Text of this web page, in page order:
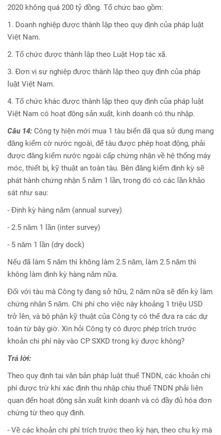
2020 không quá 200 tỷ đồng. Tổ chức bao gồm:
1. Doanh nghiệp được thành lập theo quy định của pháp luật
Việt Nam.
2. Tổ chức được thành lập theo Luật Hợp tác xã.
3. Đơn vị sự nghiệp được thành lập theo quy định của pháp
luật Việt Nam.
4. Tổ chức khác được thành lập theo quy định của pháp luật
Việt Nam có hoạt động sản xuất, kinh doanh có thu nhập.
Câu 14: Công ty hiện mới mua 1 tàu biển đã qua sử dụng mang
đăng kiểm cờ nước ngoài, để tàu được phép hoạt động, phải
được đăng kiểm nước ngoài cấp chứng nhận về hệ thống máy
móc, thiết bị, kỹ thuật an toàn tàu. Bên đăng kiểm định kỳ sẽ
phát hành chứng nhận 5 năm 1 lần, trong đó có các lần khảo
sát như sau:
- Định kỳ hàng năm (annual survey)
- 2.5 năm 1 lần (inter survey)
- 5 năm 1 lần (dry dock)
Nếu đã làm 5 năm thì không làm 2.5 năm, làm 2.5 năm thì
không làm định kỳ hàng năm nữa.
Đối với tàu mà Công ty đang sở hữu, 2 năm nữa sẽ đến kỳ làm
chứng nhận 5 năm. Chi phí cho việc này khoảng 1 triệu USD
trở lên, và bộ phận kỹ thuật của Công ty có thể đưa ra các dự
toán từ bây giờ. Xin hỏi Công ty có được phép trích trước
khoản chi phí này vào CP SXKD trong kỳ được không?
Trả lời:
Theo quy định tại văn bản pháp luật thuế TNDN, các khoản chi
phí được trừ khi xác định thu nhập chịu thuế TNDN phải liên
quan đến hoạt động sản xuất kinh doanh và có đầy đủ hóa đơn
chứng từ theo quy định.
- Về các khoản chi phí trích trước theo kỳ hạn, theo chu kỳ mà